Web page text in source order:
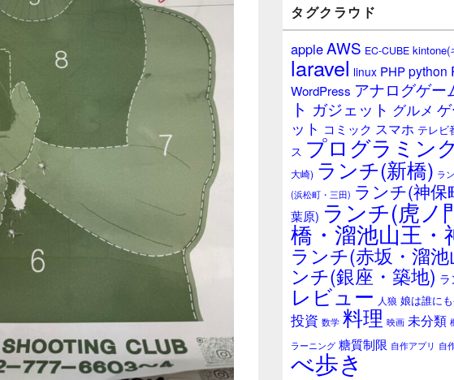
ー
ジ
ッ
ト
タグクラウド
appleAWS EC-CUBE kintone(
laravel linux PHPpython
WordPress アナログゲー
ト ガジェット グルメ
ット コミック スマホ テレビ
ス プログラミン
大崎) ランチ(新橋) ラ
(浜松町・三田) ランチ(神保
葉原) ランチ(虎ノ
橋・溜池山王・
ランチ(赤坂・溜池
ンチ(銀座・築地) ラ
レビュー 人狼 娘は誰に
投資 数学 料理 映画 未分類
ラーニング 糖質制限 自作アプリ 自
べ歩き